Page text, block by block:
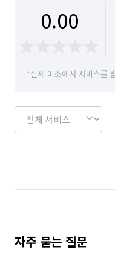
0.00
*실제 미소에서 서비스를
자주 묻는 질문